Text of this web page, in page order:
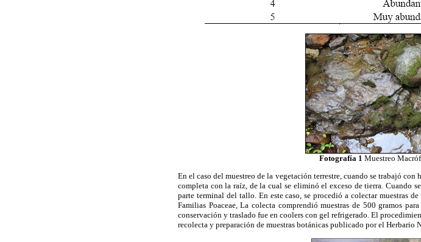
Fotografía 1 Muestreo
En el caso del muestreo de la vegetación terrestre, cuando se trabajó
completa con la raíz, de la cual se eliminó el exceso de tierra. Cuando
parte terminal del tallo. En este caso, se procedió a colectar muestras
Familias Poaceae, La colecta comprendió muestras de 500 gramos
conservación y traslado fue en coolers con gel refrigerado. El
recolecta y preparación de muestras botánicas publicado por el